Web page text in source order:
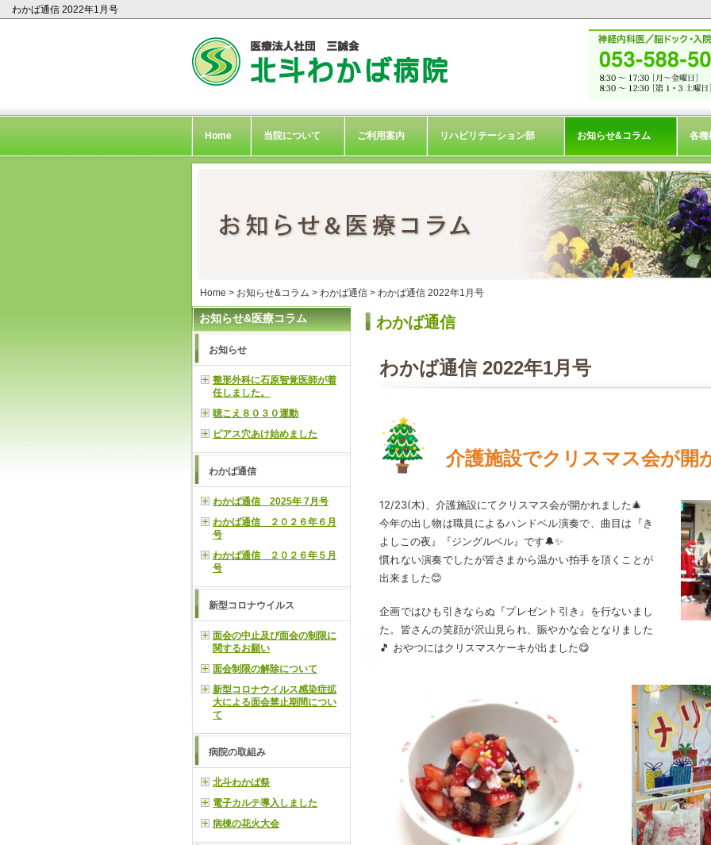
わかば通信 2022年1月号
Home 当院について ご利用案内 リハビリテーション部 お知らせ&コラム 各種
Home > お知らせ&コラム > わかば通信 > わかば通信 2022年1月号
わかば通信
わかば通信 2022年1月号
介護施設でクリスマス会が開
12/23(木)、介護施設にてクリスマス会が開かれました🎄
今年の出し物は職員によるハンドベル演奏で、曲目は『き
よしこの夜』『ジングルベル』です🔔✨
慣れない演奏でしたが皆さまから温かい拍手を頂くことが
出来ました😊
企画ではひも引きならぬ『プレゼント引き』を行ないまし
た。皆さんの笑顔が沢山見られ、賑やかな会となりました
🎵 おやつにはクリスマスケーキが出ました😋
お知らせ&医療コラム
お知らせ
整形外科に石原智覚医師が着
任しました。
聴こえ８０３０運動
ピアス穴あけ始めました
わかば通信
わかば通信 2025年 7月号
わかば通信 ２０２６年６月
号
わかば通信 ２０２６年５月
号
新型コロナウイルス
面会の中止及び面会の制限に
関するお願い
面会制限の解除について
新型コロナウイルス感染症拡
大による面会禁止期間につい
て
病院の取組み
北斗わかば祭
電子カルテ導入しました
病棟の花火大会